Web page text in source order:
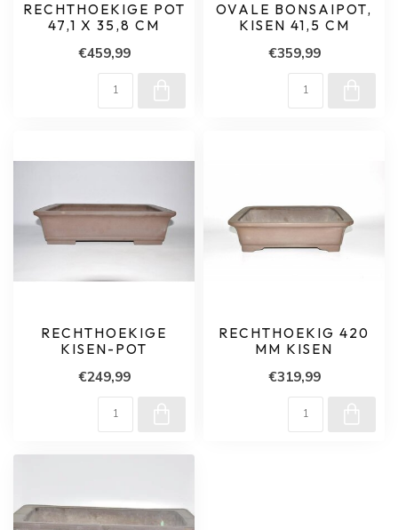
RECHTHOEKIGE POT
47,1 X 35,8 CM
€459,99
OVALE BONSAIPOT,
KISEN 41,5 CM
€359,99
RECHTHOEKIGE
KISEN-POT
€249,99
RECHTHOEKIG 420
MM KISEN
€319,99